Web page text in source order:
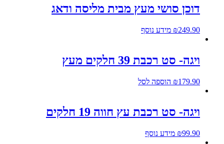
דוכן סושי מעץ מבית מליסה ודאג
₪249.90 מידע נוסף
ויגה- סט רכבת 39 חלקים מעץ
₪179.90 הוספה לסל
ויגה- סט רכבת עץ חווה 19 חלקים
₪99.90 מידע נוסף